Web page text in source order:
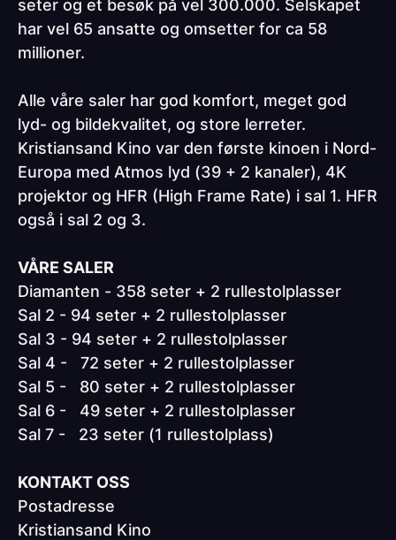
seter og et besøk på vel 300.000. Selskapet
har vel 65 ansatte og omsetter for ca 58
millioner.
Alle våre saler har god komfort, meget god
lyd- og bildekvalitet, og store lerreter.
Kristiansand Kino var den første kinoen i Nord-
Europa med Atmos lyd (39 + 2 kanaler), 4K
projektor og HFR (High Frame Rate) i sal 1. HFR
også i sal 2 og 3.
VÅRE SALER
Diamanten - 358 seter + 2 rullestolplasser
Sal 2 - 94 seter + 2 rullestolplasser
Sal 3 - 94 seter + 2 rullestolplasser
Sal 4 - 72 seter + 2 rullestolplasser
Sal 5 - 80 seter + 2 rullestolplasser
Sal 6 - 49 seter + 2 rullestolplasser
Sal 7 - 23 seter (1 rullestolplass)
KONTAKT OSS
Postadresse
Kristiansand Kino